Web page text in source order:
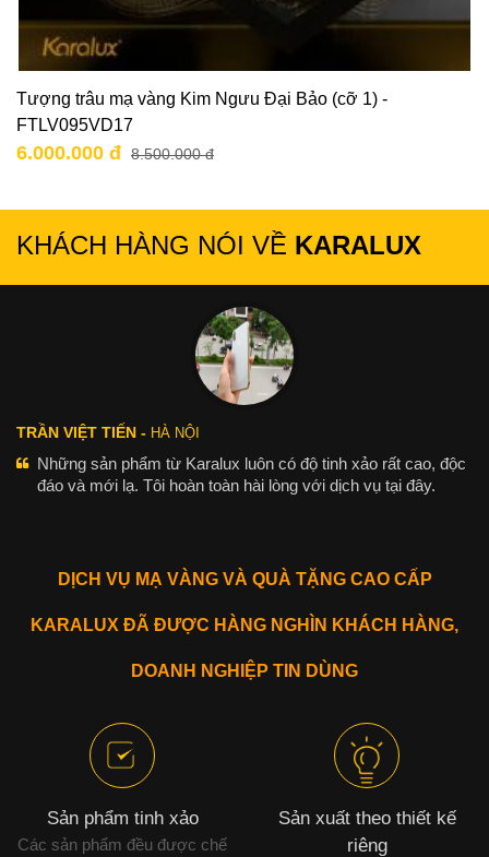
Tượng trâu mạ vàng Kim Ngưu Đại Bảo (cỡ 1) -
FTLV095VD17
6.000.000 đ 8.500.000 đ
KHÁCH HÀNG NÓI VỀ KARALUX
TRẦN VIỆT TIẾN - HÀ NỘI
Những sản phẩm từ Karalux luôn có độ tinh xảo rất cao, độc
đáo và mới lạ. Tôi hoàn toàn hài lòng với dịch vụ tại đây.
DỊCH VỤ MẠ VÀNG VÀ QUÀ TẶNG CAO CẤP
KARALUX ĐÃ ĐƯỢC HÀNG NGHÌN KHÁCH HÀNG,
DOANH NGHIỆP TIN DÙNG
Sản phẩm tinh xảo
Các sản phẩm đều được chế
Sản xuất theo thiết kế
riêng